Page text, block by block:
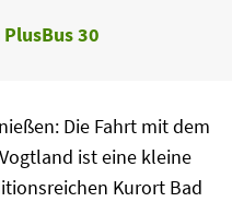
30
Die Fahrt mit dem
ist eine kleine
Kurort Bad